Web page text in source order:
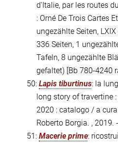
d'Italie, par les routes
: Orné De Trois Cartes
ungezählte Seiten,
336 Seiten, 1
Tafeln, 8 ungezählte
gefaltet) [Bb 780-4240
50: Lapis tiburtinus: la
long story of travertine
2020 : catalogo / a
Roberto Borgia. , 2019.
51: Macerie prime: